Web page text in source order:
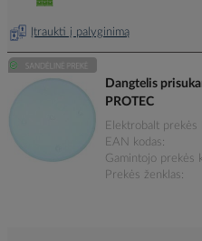
Įtraukti į palyginimą
Dangtelis
PROTEC
Elektrobalt prekės
EAN kodas
Gamintojo prekės
Prekės ženklas